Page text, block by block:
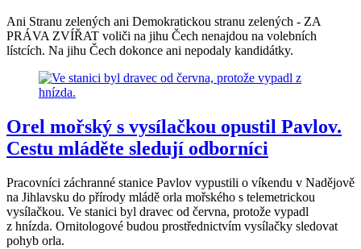
Ani Stranu zelených ani Demokratickou stranu zelených - ZA
PRÁVA ZVÍŘAT voliči na jihu Čech nenajdou na volebních
lístcích. Na jihu Čech dokonce ani nepodaly kandidátky.
Orel mořský s vysílačkou opustil Pavlov.
Cestu mláděte sledují odborníci
Pracovníci záchranné stanice Pavlov vypustili o víkendu v Nadějově
na Jihlavsku do přírody mládě orla mořského s telemetrickou
vysílačkou. Ve stanici byl dravec od června, protože vypadl
z hnízda. Ornitologové budou prostřednictvím vysílačky sledovat
pohyb orla.